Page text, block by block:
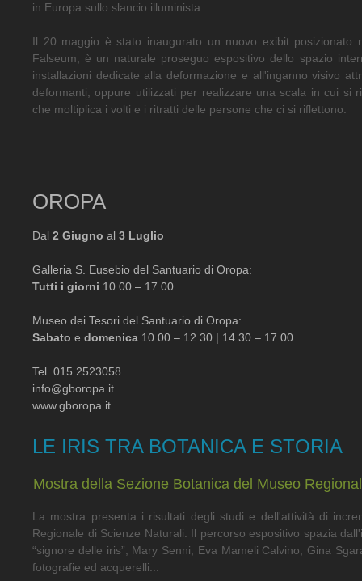
in Europa sullo slancio illuminista.
Il 20 maggio è stato inaugurato un nuovo exibit posizionato
Falseum, è un naturale proseguo espositivo dello spazio
installazioni dedicate alla deformazione e all'inganno visivo
deformanti, oppure utilizzati per realizzare una scala in cui si
che moltiplica i volti e i ritratti delle persone che ci si riflettono.
OROPA
Dal 2 Giugno al 3 Luglio
Galleria S. Eusebio del Santuario di Oropa:
Tutti i giorni 10.00 – 17.00
Museo dei Tesori del Santuario di Oropa:
Sabato e domenica 10.00 – 12.30 | 14.30 – 17.00
Tel. 015 2523058
info@gboropa.it
www.gboropa.it
LE IRIS TRA BOTANICA E STORIA
Mostra della Sezione Botanica del Museo
La mostra presenta i risultati degli studi e dell'attività di
Regionale di Scienze Naturali. Il percorso espositivo spazia
“signore delle iris”, Mary Senni, Eva Mameli Calvino, Gina
fotografie ed acquerelli...